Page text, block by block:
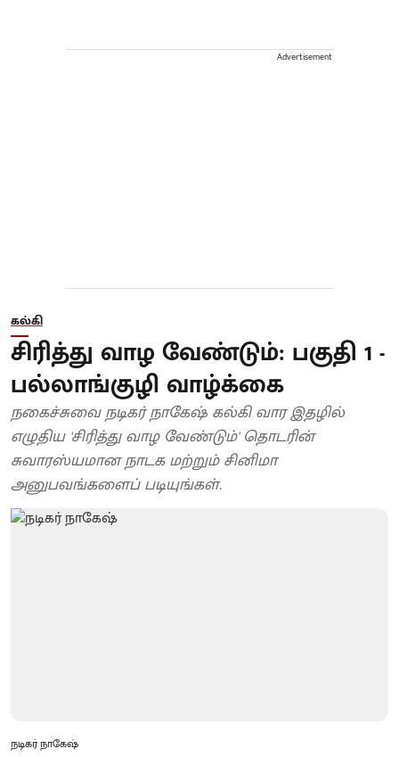
Advertisement
கல்கி
சிரித்து வாழ வேண்டும்: பகுதி 1 -
பல்லாங்குழி வாழ்க்கை
நகைச்சுவை நடிகர் நாகேஷ் கல்கி வார இதழில்
எழுதிய 'சிரித்து வாழ வேண்டும்' தொடரின்
சுவாரஸ்யமான நாடக மற்றும் சினிமா
அனுபவங்களைப் படியுங்கள்.
நடிகர் நாகேஷ்